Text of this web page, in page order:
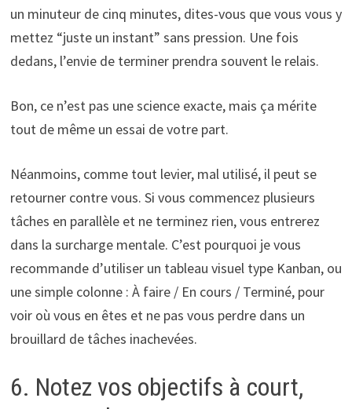
un minuteur de cinq minutes, dites-vous que vous vous y
mettez “juste un instant” sans pression. Une fois
dedans, l’envie de terminer prendra souvent le relais.
Bon, ce n’est pas une science exacte, mais ça mérite
tout de même un essai de votre part.
Néanmoins, comme tout levier, mal utilisé, il peut se
retourner contre vous. Si vous commencez plusieurs
tâches en parallèle et ne terminez rien, vous entrerez
dans la surcharge mentale. C’est pourquoi je vous
recommande d’utiliser un tableau visuel type Kanban, ou
une simple colonne : À faire / En cours / Terminé, pour
voir où vous en êtes et ne pas vous perdre dans un
brouillard de tâches inachevées.
6. Notez vos objectifs à court,